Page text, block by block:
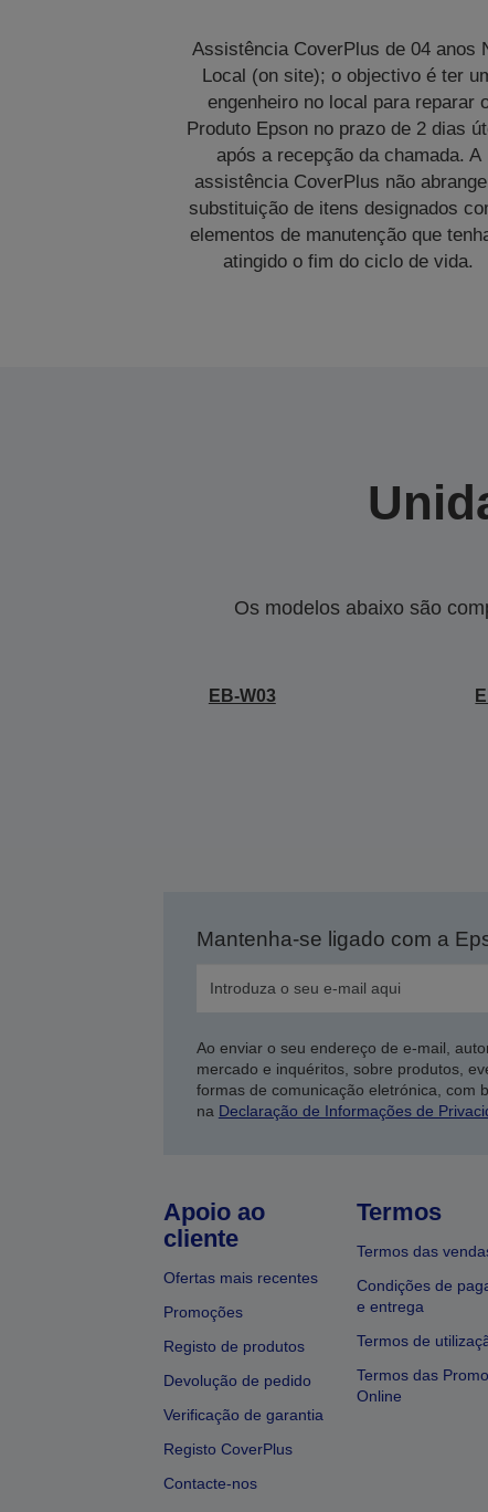
Assistência CoverPlus de 04 anos
Local (on site); o objectivo é ter
engenheiro no local para reparar
Produto Epson no prazo de 2 dias
após a recepção da chamada. A
assistência CoverPlus não
substituição de itens designados
elementos de manutenção que
atingido o fim do ciclo de vida.
Os modelos abaixo são
EB-W03
Mantenha-se ligado com a
Ao enviar o seu endereço de e-mail,
mercado e inquéritos, sobre produtos,
formas de comunicação eletrónica, com
na Declaração de Informações de
Apoio ao
cliente
Ofertas mais recentes
Promoções
Registo de produtos
Devolução de pedido
Verificação de garantia
Registo CoverPlus
Contacte-nos
Termos
Termos das
Condições de
e entrega
Termos de
Termos das
Online